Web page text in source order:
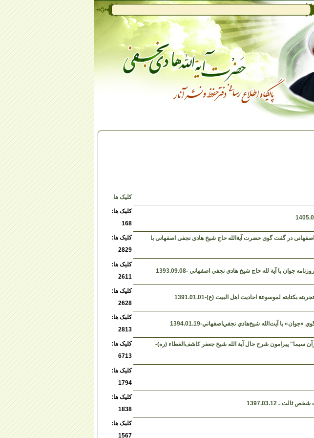
کلیک ها
کلیک ها:
168
در گفت گوی حضرت آیةالله حاج شیخ هادی نجفی اصفهانی با
کلیک ها:
2829
با آیة لله حاج شيخ هادي نجفي اصفهاني -1393.09.08
کلیک ها:
2611
لموسوعة احادیث اهل البیت (ع)-1391.01.01
کلیک ها:
2628
با آيت‌الله شيخ‌هادي نجفي‌اصفهاني-1394.01.19
کلیک ها:
2813
سیما" پیرامون شرح حال آیة الله شیخ جعفر کاشف‌الغطاء (ره)-
کلیک ها:
6713
کلیک ها:
1794
ـ 1397.03.12
کلیک ها:
1838
کلیک ها:
1567